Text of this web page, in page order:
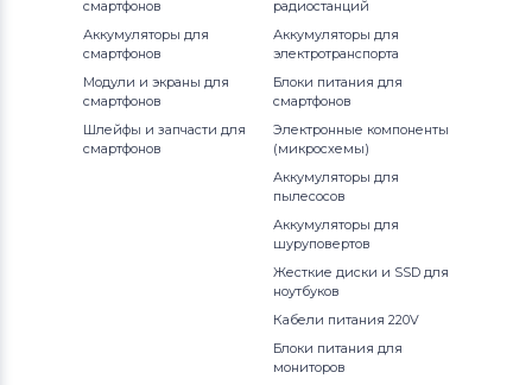
смартфонов
Аккумуляторы для
смартфонов
Модули и экраны для
смартфонов
Шлейфы и запчасти для
смартфонов
радиостанций
Аккумуляторы для
электротранспорта
Блоки питания для
смартфонов
Электронные компоненты
(микросхемы)
Аккумуляторы для
пылесосов
Аккумуляторы для
шуруповертов
Жесткие диски и SSD для
ноутбуков
Кабели питания 220V
Блоки питания для
мониторов